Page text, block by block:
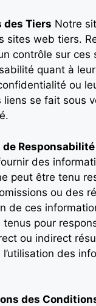
des Tiers Notre
sites web tiers.
contrôle sur
quant à
ou
liens se fait sous
Responsabilité
des
peut être tenu
ou des
de ces
tenus pour
ou indirect
des
des